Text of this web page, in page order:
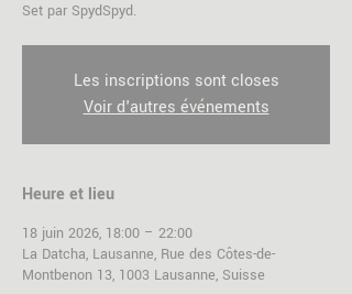
Set par SpydSpyd.
Les inscriptions sont closes
Voir d'autres événements
Heure et lieu
18 juin 2026, 18:00 – 22:00
La Datcha, Lausanne, Rue des Côtes-de-
Montbenon 13, 1003 Lausanne, Suisse